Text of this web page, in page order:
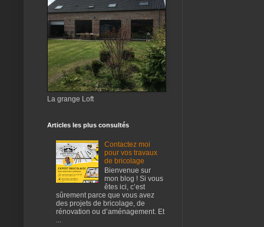
La grange Loft
Articles les plus consultés
Contactez moi
pour vos travaux
de bricolage
Bienvenue sur
mon blog ! Si vous
êtes ici, c’est
sûrement parce que vous avez
des projets de bricolage, de
rénovation ou d’aménagement. Et
...